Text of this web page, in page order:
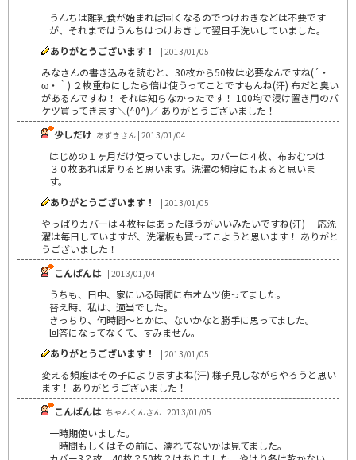
うんちは離乳食が始まれば固くなるのでつけおきなどは不要です
が、それまではうんちはつけおきして翌日手洗いしていました。
ありがとうございます！
| 2013/01/05
みなさんの書き込みを読むと、30枚から50枚は必要なんですね(´・
ω・｀) ２枚重ねにしたら倍は使うってことですもんね(汗) 布だと臭い
があるんですね！ それは知らなかったです！ 100均で浸け置き用のバ
ケツ買ってきます＼(^0^)／ ありがとうございました！
少しだけ あずきさん | 2013/01/04
はじめの１ヶ月だけ使っていました。カバーは４枚、布おむつは
３０枚あれば足りると思います。洗濯の頻度にもよると思いま
す。
ありがとうございます！
| 2013/01/05
やっぱりカバーは４枚程はあったほうがいいみたいですね(汗) 一応洗
濯は毎日していますが、洗濯板も買ってこようと思います！ ありがと
うございました！
こんばんは | 2013/01/04
うちも、日中、家にいる時間に布オムツ使ってました。
替え時、私は、適当でした。
きっちり、何時間～とかは、ないかなと勝手に思ってました。
回答になってなくて、すみません。
ありがとうございます！
| 2013/01/05
変える頻度はその子によりますよね(汗) 様子見しながらやろうと思い
ます！ ありがとうございました！
こんばんは ちゃんくんさん | 2013/01/05
一時期使いました。
一時間もしくはその前に、濡れてないかは見てました。